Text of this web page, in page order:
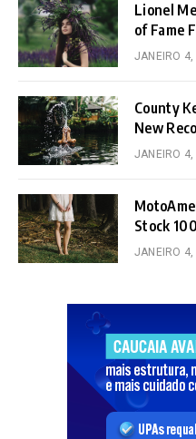
Lionel
of Fame
JANEIRO 4,
County
New
JANEIRO 4,
Stock
JANEIRO 4,